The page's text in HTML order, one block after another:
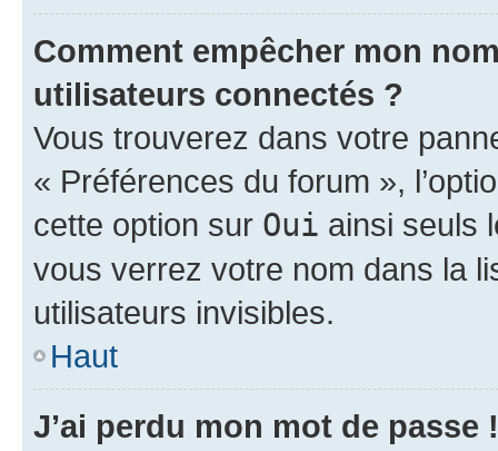
Comment empêcher mon
utilisateurs connectés ?
Vous trouverez dans votre
« Préférences du forum »,
cette option sur Oui ainsi seuls
vous verrez votre nom dans la
utilisateurs invisibles.
Haut
J’ai perdu mon mot de passe !